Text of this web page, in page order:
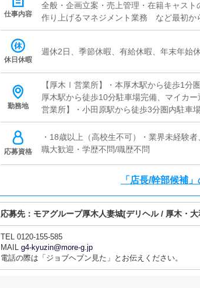
仕事内容
全般・企画立案・売上管理・在籍キャス
作り上げるマネジメント業務 など最初か
アイディアなどを反映し、お客様やコン
休日休暇
週休2日、季節休暇、有給休暇、年末年始
勤務地
【厚木Ⅰ営業所】・本厚木駅から徒歩1分
厚木駅から徒歩10分駐車場完備、マイカ
営業所】・小田原駅から徒歩3分圏内駐車
ら徒歩5分圏内駐車場完備、マイカー通勤
応募資格
・18歳以上（高校生不可）・業界未経験
職大歓迎・学歴不問/職歴不問
「店長/幹部候補」
応募先： モアグループ厚木人妻城[デリヘル / 厚木・大
TEL 0120-155-585
MAIL g4-kyuzin@more-g.jp
電話の際は「ジョブヘブン見た」とお伝えください。